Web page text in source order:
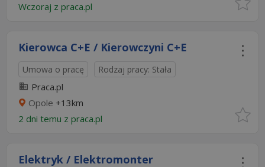
Wczoraj z praca.pl
Kierowca C+E / Kierowczyni C+E
Umowa o pracę Rodzaj pracy: Stała
Praca.pl
Opole +13km
2 dni temu z praca.pl
Elektryk / Elektromonter